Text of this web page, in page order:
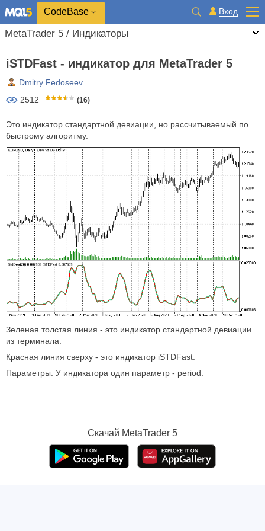
CodeBase Вход
MetaTrader 5 / Индикаторы
iSTDFast - индикатор для MetaTrader 5
Dmitry Fedoseev
2512
(16)
Это индикатор стандартной девиации, но рассчитываемый по
быстрому алгоритму.
Зеленая толстая линия - это индикатор стандартной девиации
из терминала.
Красная линия сверху - это индикатор iSTDFast.
Параметры. У индикатора один параметр - period.
Скачай MetaTrader 5